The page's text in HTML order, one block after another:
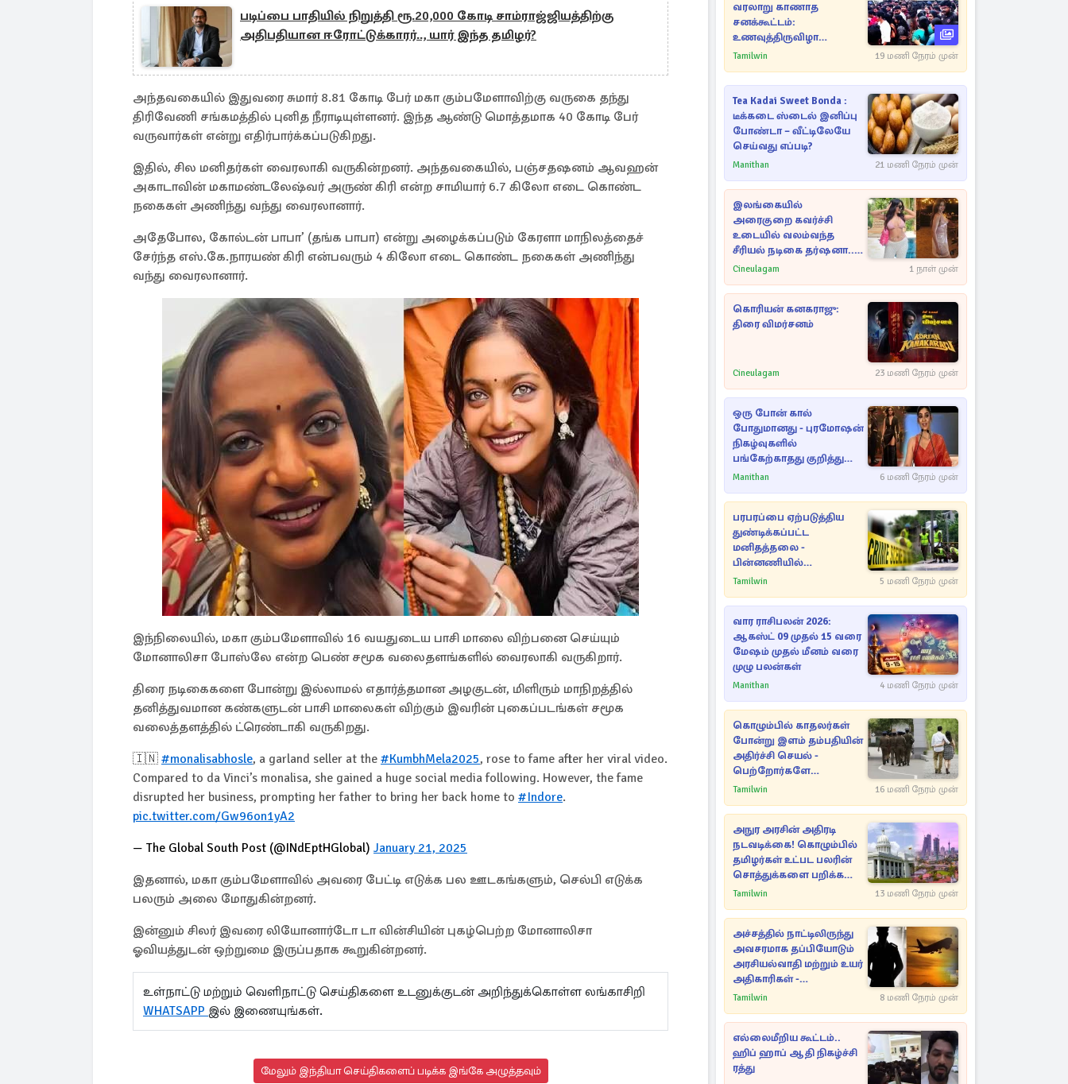
படிப்பை பாதியில் நிறுத்தி ரூ.20,000 கோடி சாம்ராஜ்ஜியத்திற்கு
அதிபதியான ஈரோட்டுக்காரர்.., யார் இந்த தமிழர்?
அந்தவகையில் இதுவரை சுமார் 8.81 கோடி பேர் மகா கும்பமேளாவிற்கு வருகை தந்து
திரிவேணி சங்கமத்தில் புனித நீராடியுள்ளனர். இந்த ஆண்டு மொத்தமாக 40 கோடி பேர்
வருவார்கள் என்று எதிர்பார்க்கப்படுகிறது.
இதில், சில மனிதர்கள் வைரலாகி வருகின்றனர். அந்தவகையில், பஞ்சதஷனம் ஆவஹன்
அகாடாவின் மகாமண்டலேஷ்வர் அருண் கிரி என்ற சாமியார் 6.7 கிலோ எடை கொண்ட
நகைகள் அணிந்து வந்து வைரலானார்.
அதேபோல, கோல்டன் பாபா’ (தங்க பாபா) என்று அழைக்கப்படும் கேரளா மாநிலத்தைச்
சேர்ந்த எஸ்.கே.நாரயண் கிரி என்பவரும் 4 கிலோ எடை கொண்ட நகைகள் அணிந்து
வந்து வைரலானார்.
இந்நிலையில், மகா கும்பமேளாவில் 16 வயதுடைய பாசி மாலை விற்பனை செய்யும்
மோனாலிசா போஸ்லே என்ற பெண் சமூக வலைதளங்களில் வைரலாகி வருகிறார்.
திரை நடிகைகளை போன்று இல்லாமல் எதார்த்தமான அழகுடன், மிளிரும் மாநிறத்தில்
தனித்துவமான கண்களுடன் பாசி மாலைகள் விற்கும் இவரின் புகைப்படங்கள் சமூக
வலைத்தளத்தில் ட்ரெண்டாகி வருகிறது.
🇮🇳 #monalisabhosle, a garland seller at the #KumbhMela2025, rose to fame after her viral video.
Compared to da Vinci’s monalisa, she gained a huge social media following. However, the fame
disrupted her business, prompting her father to bring her back home to #Indore.
pic.twitter.com/Gw96on1yA2
— The Global South Post (@INdEptHGlobal) January 21, 2025
இதனால், மகா கும்பமேளாவில் அவரை பேட்டி எடுக்க பல ஊடகங்களும், செல்பி எடுக்க
பலரும் அலை மோதுகின்றனர்.
இன்னும் சிலர் இவரை லியோனார்டோ டா வின்சியின் புகழ்பெற்ற மோனாலிசா
ஓவியத்துடன் ஒற்றுமை இருப்பதாக கூறுகின்றனர்.
உள்நாட்டு மற்றும் வெளிநாட்டு செய்திகளை உடனுக்குடன் அறிந்துக்கொள்ள லங்காசிறி
WHATSAPP இல் இணையுங்கள்.
மேலும் இந்தியா செய்திகளைப் படிக்க இங்கே அழுத்தவும்
வரலாறு காணாத
சனக்கூட்டம்:
உணவுத்திருவிழா
இடைநிறுத்தம்
Tamilwin 19 மணி நேரம் முன்
Tea Kadai Sweet Bonda :
டீக்கடை ஸ்டைல் இனிப்பு
போண்டா – வீட்டிலேயே
செய்வது எப்படி?
Manithan 21 மணி நேரம் முன்
இலங்கையில்
அரைகுறை கவர்ச்சி
உடையில் வலம்வந்த
சீரியல் நடிகை தர்ஷனா...
அவரே வெளியிட்ட
Cineulagam 1 நாள் முன்
கொரியன் கனகராஜு:
திரை விமர்சனம்
Cineulagam 23 மணி நேரம் முன்
ஒரு போன் கால்
போதுமானது - புரமோஷன்
நிகழ்வுகளில்
பங்கேற்காதது குறித்து
நயன்தாரா ஓபன் டாக்!
Manithan 6 மணி நேரம் முன்
பரபரப்பை ஏற்படுத்திய
துண்டிக்கப்பட்ட
மனிதத்தலை -
பின்னணியில்
மறைந்துள்ள மர்மம்
Tamilwin 5 மணி நேரம் முன்
வார ராசிபலன் 2026:
ஆகஸ்ட் 09 முதல் 15 வரை
மேஷம் முதல் மீனம் வரை
முழு பலன்கள்
Manithan 4 மணி நேரம் முன்
கொழும்பில் காதலர்கள்
போன்று இளம் தம்பதியின்
அதிர்ச்சி செயல் -
பெற்றோர்களே
எச்சரிக்கை
Tamilwin 16 மணி நேரம் முன்
அநுர அரசின் அதிரடி
நடவடிக்கை! கொழும்பில்
தமிழர்கள் உட்பட பலரின்
சொத்துக்களை பறிக்க
நடவடிக்கை
Tamilwin 13 மணி நேரம் முன்
அச்சத்தில் நாட்டிலிருந்து
அவசரமாக தப்பியோடும்
அரசியல்வாதி மற்றும் உயர்
அதிகாரிகள் -
ஆதாரங்களுடன்
புலனாய்வாளர்கள்
Tamilwin 8 மணி நேரம் முன்
எல்லைமீறிய கூட்டம்..
ஹிப் ஹாப் ஆதி நிகழ்ச்சி
ரத்து